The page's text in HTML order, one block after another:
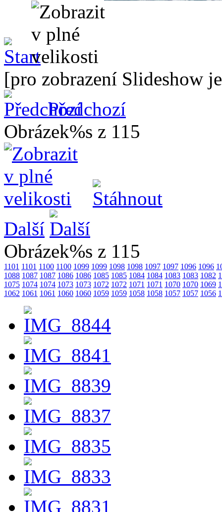
[pro zobrazení Slideshow
Předchozí
Obrázek%s z 115
Další
Obrázek%s z 115
1101 1101 1100 1100 1099 1099 1098 1098 1097 1097 1096 1096
1088 1087 1087 1086 1086 1085 1085 1084 1084 1083 1083 1082
1075 1074 1074 1073 1073 1072 1072 1071 1071 1070 1070 1069
1062 1061 1061 1060 1060 1059 1059 1058 1058 1057 1057 1056